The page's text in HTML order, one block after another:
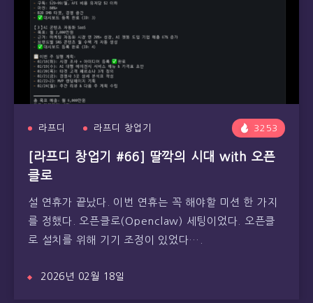
라프디 라프디 창업기 3253
[라프디 창업기 #66] 딸깍의 시대 with 오픈
클로
설 연휴가 끝났다. 이번 연휴는 꼭 해야할 미션 한 가지
를 정했다. 오픈클로(Openclaw) 세팅이었다. 오픈클
로 설치를 위해 기기 조정이 있었다….
2026년 02월 18일